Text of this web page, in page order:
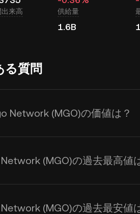
来高 供給量
1.6B
る質問
Network (MGO)の価値は？
はMango Network
します。Mango
(MGO)の過去最高値
(MGO)の過去最安値